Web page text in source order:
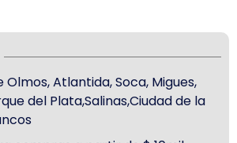
Olmos, Atlantida, Soca, Migues,
del Plata,Salinas,Ciudad de la